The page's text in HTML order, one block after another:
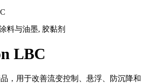
料与油墨, 胶黏剂
LBC
，用于改善流变控制、悬浮、防沉降和